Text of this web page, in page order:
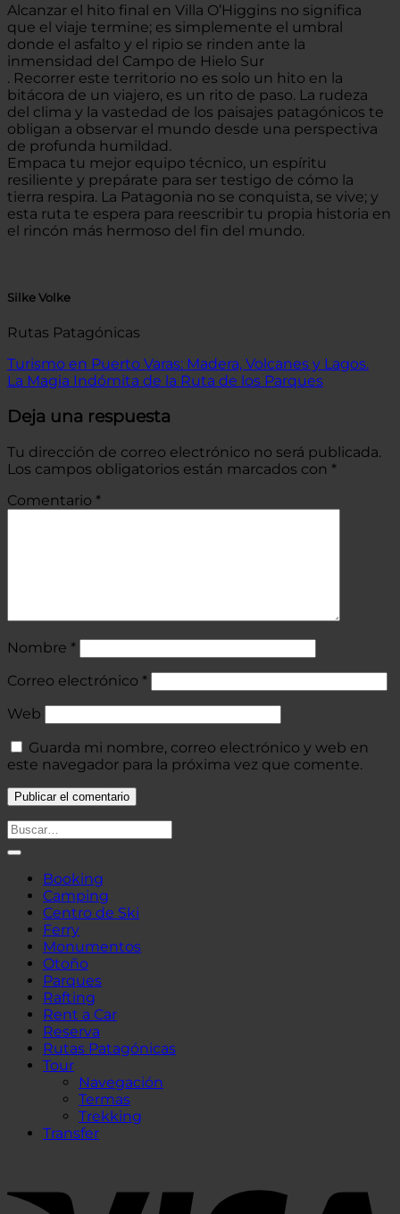
Alcanzar el hito final en Villa O’Higgins no significa
que el viaje termine; es simplemente el umbral
donde el asfalto y el ripio se rinden ante la
inmensidad del Campo de Hielo Sur
. Recorrer este territorio no es solo un hito en la
bitácora de un viajero, es un rito de paso. La rudeza
del clima y la vastedad de los paisajes patagónicos te
obligan a observar el mundo desde una perspectiva
de profunda humildad.
Empaca tu mejor equipo técnico, un espíritu
resiliente y prepárate para ser testigo de cómo la
tierra respira. La Patagonia no se conquista, se vive; y
esta ruta te espera para reescribir tu propia historia en
el rincón más hermoso del fin del mundo.
Silke Volke
Rutas Patagónicas
Turismo en Puerto Varas: Madera, Volcanes y Lagos.
La Magia Indómita de la Ruta de los Parques
Deja una respuesta
Tu dirección de correo electrónico no será publicada.
Los campos obligatorios están marcados con *
Comentario *
Nombre *
Correo electrónico *
Web
Guarda mi nombre, correo electrónico y web en
este navegador para la próxima vez que comente.
Buscar
por:
Booking
Camping
Centro de Ski
Ferry
Monumentos
Otoño
Parques
Rafting
Rent a Car
Reserva
Rutas Patagónicas
Tour
Navegación
Termas
Trekking
Transfer